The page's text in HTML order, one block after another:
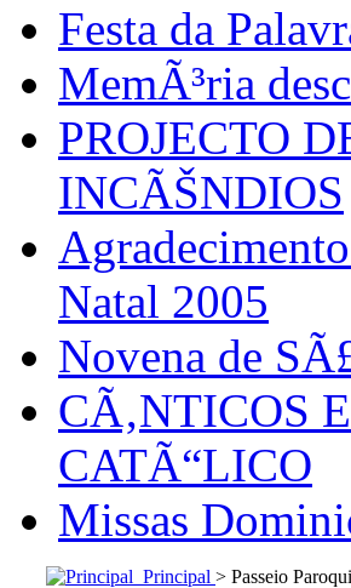
Festa da
MemÃ³ria
PROJECTO
INCÃŠNDIOS
Natal 2005
Novena de
CÃ‚NTICOS
CATÃ“LICO
Missas
Principal > Passeio